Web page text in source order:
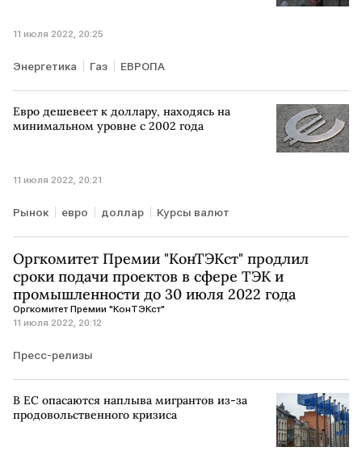
11 июля 2022, 20:25
Энергетика Газ ЕВРОПА
Евро дешевеет к доллару, находясь на
минимальном уровне с 2002 года
11 июля 2022, 20:21
Рынок евро доллар Курсы валют
Оргкомитет Премии "КонТЭКст" продлил
сроки подачи проектов в сфере ТЭК и
промышленности до 30 июля 2022 года
Оргкомитет Премии "КонТЭКст"
11 июля 2022, 20:12
Пресс-релизы
В ЕС опасаются наплыва мигрантов из-за
продовольственного кризиса